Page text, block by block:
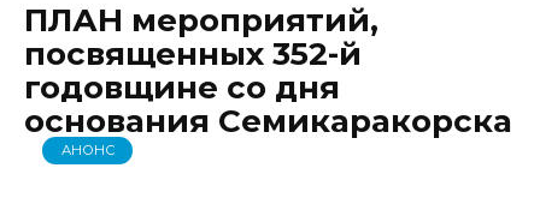
ПЛАН мероприятий,
посвященных 352-й
годовщине со дня
основания Семикаракорска
АНОНС